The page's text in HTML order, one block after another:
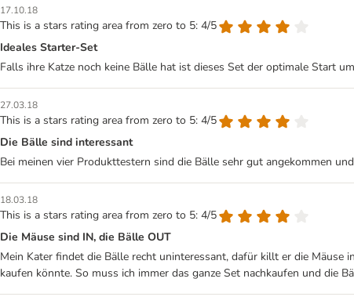
17.10.18
This is a stars rating area from zero to 5: 4/5
Ideales Starter-Set
Falls ihre Katze noch keine Bälle hat ist dieses Set der optimale Start
27.03.18
This is a stars rating area from zero to 5: 4/5
Die Bälle sind interessant
Bei meinen vier Produkttestern sind die Bälle sehr gut angekommen
18.03.18
This is a stars rating area from zero to 5: 4/5
Die Mäuse sind IN, die Bälle OUT
Mein Kater findet die Bälle recht uninteressant, dafür killt er die Mäuse
kaufen könnte. So muss ich immer das ganze Set nachkaufen und die